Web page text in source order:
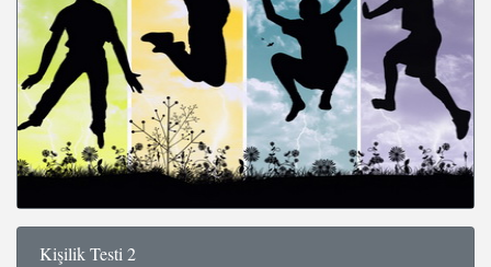
Kişilik Testi 2